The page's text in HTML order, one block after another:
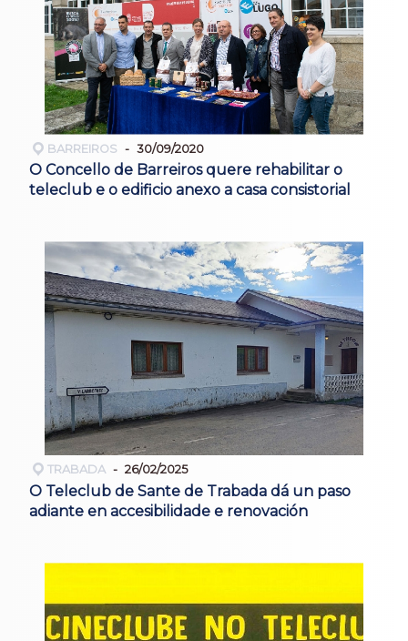
BARREIROS 30/09/2020
O Concello de Barreiros quere rehabilitar o
teleclub e o edificio anexo a casa consistorial
TRABADA 26/02/2025
O Teleclub de Sante de Trabada dá un paso
adiante en accesibilidade e renovación